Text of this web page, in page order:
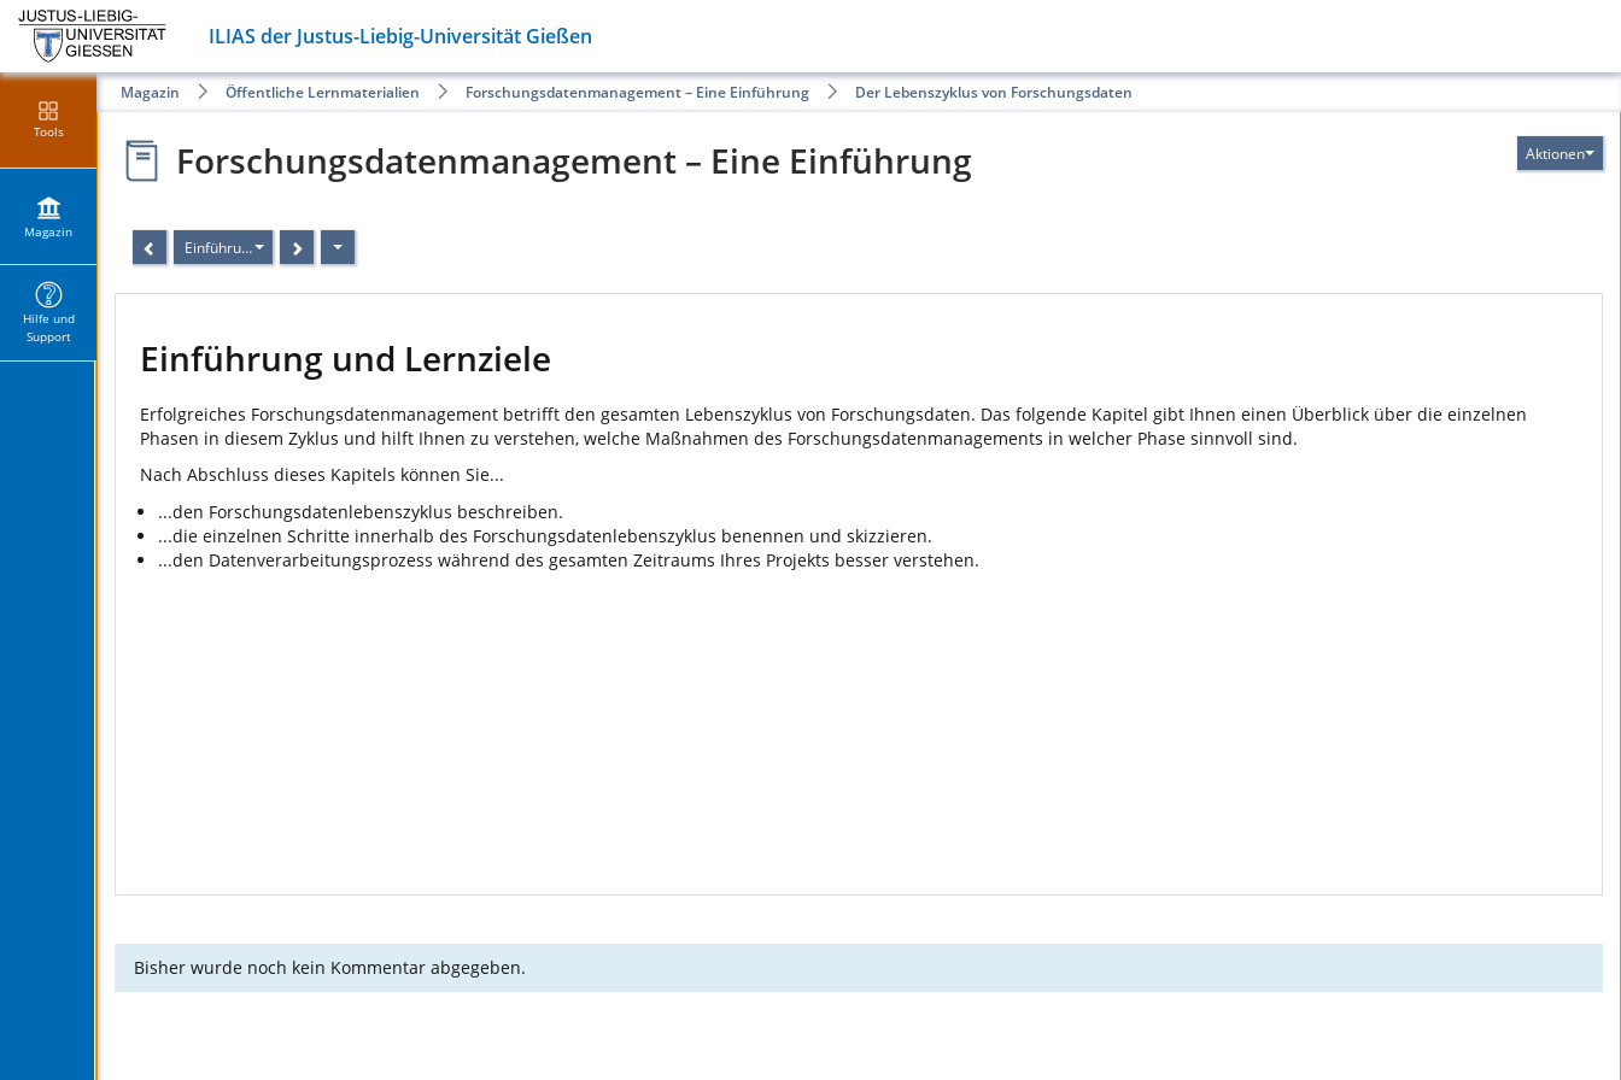
ILIAS der Justus-Liebig-Universität Gießen
Tools
Magazin
Hilfe und
Support
Magazin Öffentliche Lernmaterialien Forschungsdatenmanagement – Eine Einführung Der Lebenszyklus von Forschungsdaten
Aktionen
Forschungsdatenmanagement – Eine Einführung
Einführung und Lernziele
Einführung und Lernziele
Erfolgreiches Forschungsdatenmanagement betrifft den gesamten Lebenszyklus von Forschungsdaten. Das folgende Kapitel gibt Ihnen einen Überblick über die einzelnen
Phasen in diesem Zyklus und hilft Ihnen zu verstehen, welche Maßnahmen des Forschungsdatenmanagements in welcher Phase sinnvoll sind.
Nach Abschluss dieses Kapitels können Sie...
...den Forschungsdatenlebenszyklus beschreiben.
...die einzelnen Schritte innerhalb des Forschungsdatenlebenszyklus benennen und skizzieren.
...den Datenverarbeitungsprozess während des gesamten Zeitraums Ihres Projekts besser verstehen.
Bisher wurde noch kein Kommentar abgegeben.